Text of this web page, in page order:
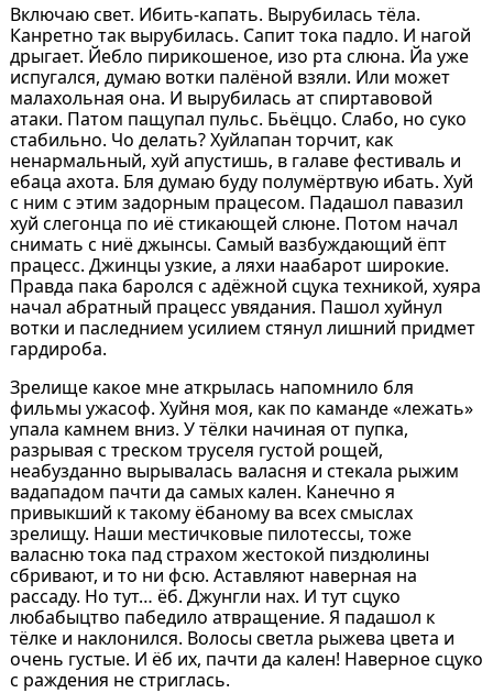
Включаю свет. Ибить-капать. Вырубилась тёла.
Канретно так вырубилась. Сапит тока падло. И нагой
дрыгает. Йебло пирикошеное, изо рта слюна. Йа уже
испугался, думаю вотки палёной взяли. Или может
малахольная она. И вырубилась ат спиртавовой
атаки. Патом пащупал пульс. Бьёццо. Слабо, но суко
стабильно. Чо делать? Хуйлапан торчит, как
ненармальный, хуй апустишь, в галаве фестиваль и
ебаца ахота. Бля думаю буду полумёртвую ибать. Хуй
с ним с этим задорным працесом. Падашол павазил
хуй слегонца по иё стикающей слюне. Потом начал
снимать с ниё джынсы. Самый вазбуждающий ёпт
працесс. Джинцы узкие, а ляхи наабарот широкие.
Правда пака баролся с адёжной сцука техникой, хуяра
начал абратный працесс увядания. Пашол хуйнул
вотки и паследнием усилием стянул лишний придмет
гардироба.
Зрелище какое мне аткрылась напомнило бля
фильмы ужасоф. Хуйня моя, как по каманде «лежать»
упала камнем вниз. У тёлки начиная от пупка,
разрывая с треском труселя густой рощей,
неабузданно вырывалась валасня и стекала рыжим
вадападом пачти да самых кален. Канечно я
привыкший к такому ёбаному ва всех смыслах
зрелищу. Наши местичковые пилотессы, тоже
валасню тока пад страхом жестокой пиздюлины
сбривают, и то ни фсю. Аставляют наверная на
рассаду. Но тут… ёб. Джунгли нах. И тут сцуко
любабыцтво пабедило атвращение. Я падашол к
тёлке и наклонился. Волосы светла рыжева цвета и
очень густые. И ёб их, пачти да кален! Наверное сцуко
с раждения не стриглась.